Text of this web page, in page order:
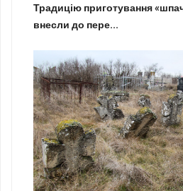
Традицію приготування
внесли до пере...